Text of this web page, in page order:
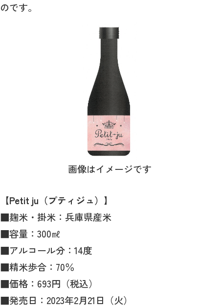
のです。
画像はイメージです
【Petit ju（プティジュ）】
■麹米・掛米：兵庫県産米
■容量：300㎖
■アルコール分：14度
■精米歩合：70％
■価格：693円（税込）
■発売日：2023年2月21日（火）